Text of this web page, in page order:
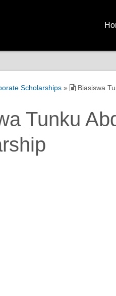
Scholarships » Biasiswa
Tunku